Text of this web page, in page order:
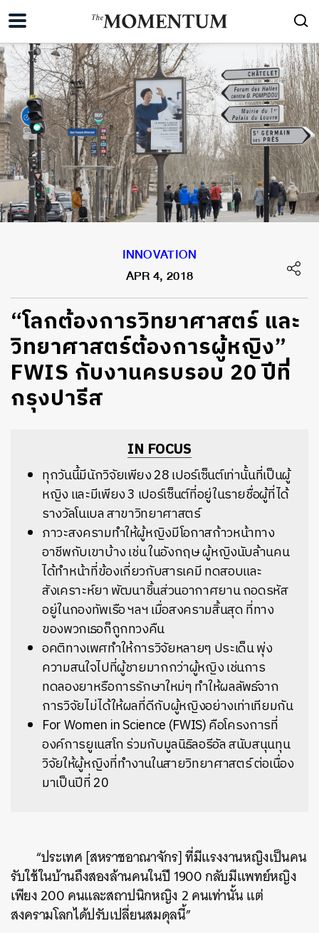
INNOVATION
APR 4, 2018
“โลกต้องการวิทยาศาสตร์ และ
วิทยาศาสตร์ต้องการผู้หญิง”
FWIS กับงานครบรอบ 20 ปีที่
กรุงปารีส
IN FOCUS
ทุกวันนี้มีนักวิจัยเพียง 28 เปอร์เซ็นต์เท่านั้นที่เป็นผู้
หญิง และมีเพียง 3 เปอร์เซ็นต์ที่อยู่ในรายชื่อผู้ที่ได้
รางวัลโนเบล สาขาวิทยาศาสตร์
ภาวะสงครามทำให้ผู้หญิงมีโอกาสก้าวหน้าทาง
อาชีพกับเขาบ้าง เช่น ในอังกฤษ ผู้หญิงนับล้านคน
ได้ทำหน้าที่ข้องเกี่ยวกับสารเคมี ทดสอบและ
สังเคราะห์ยา พัฒนาชิ้นส่วนอากาศยาน ถอดรหัส
อยู่ในกองทัพเรือ ฯลฯ เมื่อสงครามสิ้นสุด ที่ทาง
ของพวกเธอก็ถูกทวงคืน
อคติทางเพศทำให้การวิจัยหลายๆ ประเด็น พุ่ง
ความสนใจไปที่ผู้ชายมากกว่าผู้หญิง เช่นการ
ทดลองยาหรือการรักษาใหม่ๆ ทำให้ผลลัพธ์จาก
การวิจัยไม่ได้ให้ผลที่ดีกับผู้หญิงอย่างเท่าเทียมกัน
For Women in Science (FWIS) คือโครงการที่
องค์การยูเนสโก ร่วมกับมูลนิธิลอรีอัล สนับสนุนทุน
วิจัยให้ผู้หญิงที่ทำงานในสายวิทยาศาสตร์ ต่อเนื่อง
มาเป็นปีที่ 20
“ประเทศ [สหราชอาณาจักร] ที่มีแรงงานหญิงเป็นคน
รับใช้ในบ้านถึงสองล้านคนในปี 1900 กลับมีแพทย์หญิง
เพียง 200 คนและสถาปนิกหญิง 2 คนเท่านั้น แต่
สงครามโลกได้ปรับเปลี่ยนสมดุลนี้”